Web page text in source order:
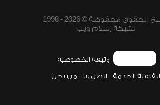
جميع الحقوق محفوظة © 2026 - 1998
لشبكة إسلام ويب
وثيقة الخصوصية
اتفاقية الخدمة اتصل بنا من نحن